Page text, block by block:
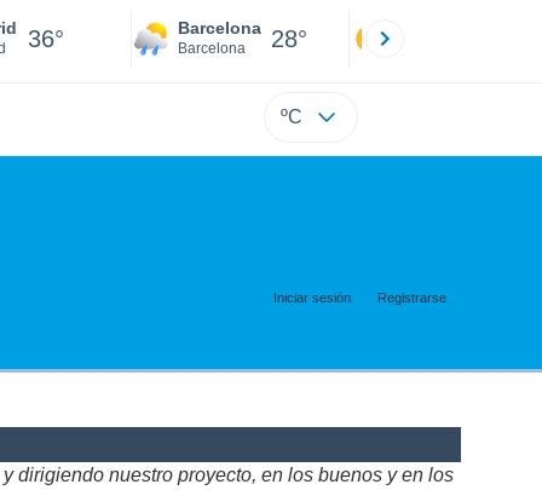
36° Barcelona
Barcelona 28°
ºC
Iniciar sesión Registrarse
dirigiendo nuestro proyecto, en los buenos y en los